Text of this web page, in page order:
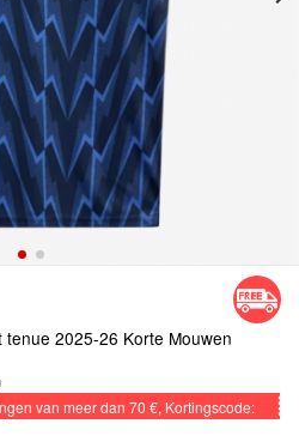
2025-26 Korte Mouwen
van meer dan 70 €, Kortingscode: